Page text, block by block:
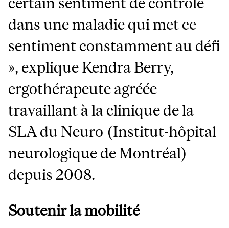
dans une maladie qui met ce
sentiment constamment au défi
», explique Kendra Berry,
ergothérapeute agréée
travaillant à la clinique de la
SLA du Neuro (Institut-hôpital
neurologique de Montréal)
depuis 2008.
Soutenir la mobilité